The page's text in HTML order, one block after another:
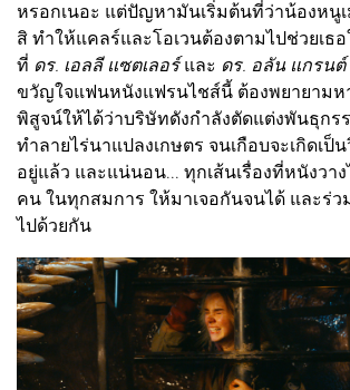
หรอกเนอะ แต่ปัญหามันเริ่มต้นที่ว่าน้องหนู
สิ ทำให้แคลร์และโอเวนต้องตามไปช่วยเธ
ที่ ดร. เอลลี แซตเลอร์ และ ดร. อลัน แกรนต์
ขวัญใจแฟนหนังแฟรนไชส์นี้ ต้องพยายามห
พิสูจน์ให้ได้ว่าบริษัทดังกำลังตัดแต่งพันธุกร
ทำลายไร่นาแปลงเกษตร จนเกือบจะเกิดเป็
อยู่แล้ว และแน่นอน... ทุกเส้นเรื่องที่หนังวา
คน ในทุกสมการ ให้มาเจอกันจนได้ และร่ว
ไปด้วยกัน